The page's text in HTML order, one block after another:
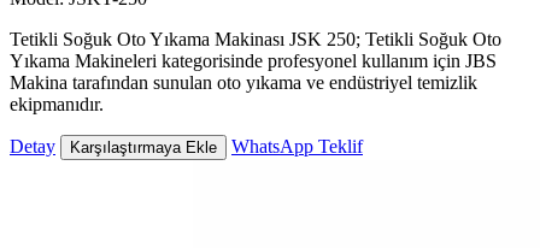
Tetikli Soğuk Oto Yıkama Makinası JSK 250; Tetikli Soğuk Oto
Yıkama Makineleri kategorisinde profesyonel kullanım için JBS
Makina tarafından sunulan oto yıkama ve endüstriyel temizlik
ekipmanıdır.
Detay Karşılaştırmaya Ekle WhatsApp Teklif